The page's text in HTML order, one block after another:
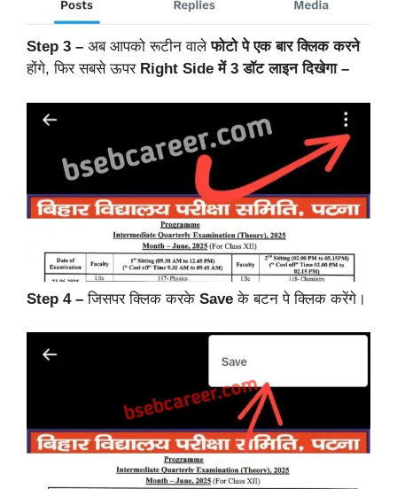
Step 3 – अब आपको रूटीन वालेफोटो पे एक बार क्लिक करने
होंगे,फिर सबसे ऊपर Right Side में 3 डॉट लाइन दिखेगा –
Step 4 – जिसपर क्लिक करके Save के बटन पे क्लिक करेंगे।